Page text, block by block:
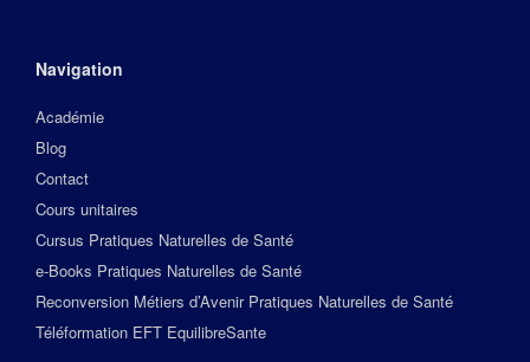
Navigation
Académie
Blog
Contact
Cours unitaires
Cursus Pratiques Naturelles de Santé
e-Books Pratiques Naturelles de Santé
Reconversion Métiers d’Avenir Pratiques Naturelles de Santé
Téléformation EFT EquilibreSante